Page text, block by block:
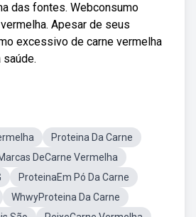
das fontes. Webconsumo
Apesar de seus
excessivo de carne vermelha
Proteina Da Carne
DeCarne Vermelha
ProteinaEm Pó Da Carne
WhwyProteina Da Carne